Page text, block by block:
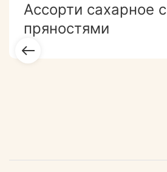
Ассорти сахарное с
пряностями